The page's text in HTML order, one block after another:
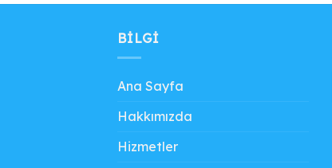
BILGI
Ana Sayfa
Hakkımızda
Hizmetler